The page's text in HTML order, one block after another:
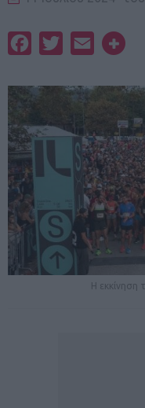
FacebookTwitterEmail
Η εκκίνηση